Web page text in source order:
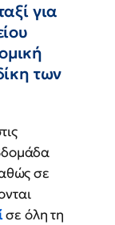
για
των
σε
σε όλη τη